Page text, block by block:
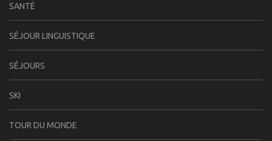
SANTÉ
SÉJOUR LINGUISTIQUE
SÉJOURS
SKI
TOUR DU MONDE